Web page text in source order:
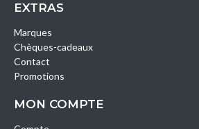
EXTRAS
Marques
Chèques-cadeaux
Contact
Promotions
MON COMPTE